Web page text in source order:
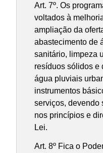
Art. 7º. Os
voltados à
ampliação da
abastecimento de
sanitário, limpeza
resíduos sólidos e
água pluviais
instrumentos
serviços, devendo
nos princípios e
Lei.
Art. 8º Fica o